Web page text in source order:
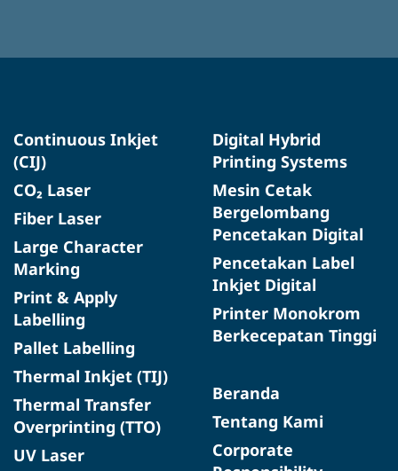
Continuous Inkjet
(CIJ)
CO₂ Laser
Fiber Laser
Large Character
Marking
Print & Apply
Labelling
Pallet Labelling
Thermal Inkjet (TIJ)
Thermal Transfer
Overprinting (TTO)
UV Laser
Digital Hybrid
Printing Systems
Mesin Cetak
Bergelombang
Pencetakan Digital
Pencetakan Label
Inkjet Digital
Printer Monokrom
Berkecepatan Tinggi
Beranda
Tentang Kami
Corporate